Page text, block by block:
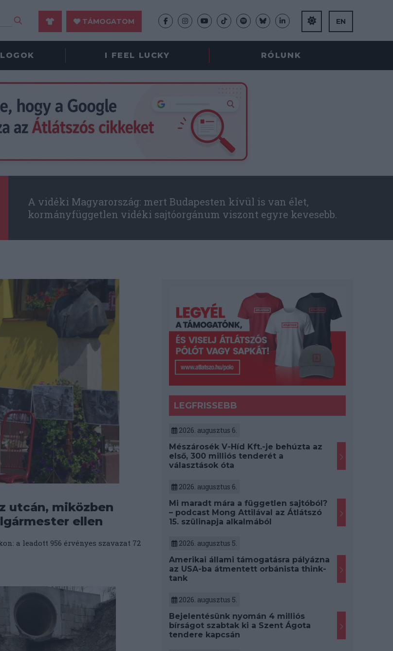
TÁMOGATOM EN
I FEEL LUCKY RÓLUNK
A vidéki Magyarország: mert Budapesten kívül is van élet,
kormányfüggetlen vidéki sajtóorgánum viszont egyre kevesebb.
utcán, miközben
ellen
a leadott 956 érvényes szavazat 72
LEGFRISSEBB
2026. augusztus 6.
Mészárosék V-Híd Kft.-je behúzta az
első, 300 milliós tenderét a
választások óta
2026. augusztus 6.
Mi maradt mára a független sajtóból?
– podcast Mong Attilával az Átlátszó
15. szülinapja alkalmából
2026. augusztus 5.
Amerikai állami támogatásra pályázna
az USA-ba átmentett orbánista think-
tank
2026. augusztus 5.
Bejelentésünk nyomán 4 milliós
bírságot szabtak ki a Szent Ágota
tendere kapcsán